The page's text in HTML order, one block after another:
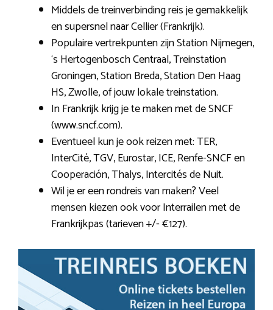
Middels de treinverbinding reis je gemakkelijk
en supersnel naar Cellier (Frankrijk).
Populaire vertrekpunten zijn Station Nijmegen,
‘s Hertogenbosch Centraal, Treinstation
Groningen, Station Breda, Station Den Haag
HS, Zwolle, of jouw lokale treinstation.
In Frankrijk krijg je te maken met de SNCF
(www.sncf.com).
Eventueel kun je ook reizen met: TER,
InterCité, TGV, Eurostar, ICE, Renfe-SNCF en
Cooperación, Thalys, Intercités de Nuit.
Wil je er een rondreis van maken? Veel
mensen kiezen ook voor Interrailen met de
Frankrijkpas (tarieven +/- €127).